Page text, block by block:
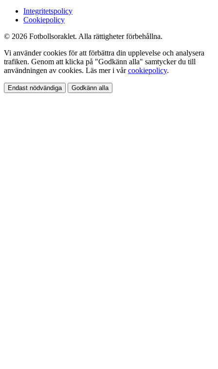
Integritetspolicy
Cookiepolicy
© 2026 Fotbollsoraklet. Alla rättigheter förbehållna.
Vi använder cookies för att förbättra din upplevelse och analysera
trafiken. Genom att klicka på "Godkänn alla" samtycker du till
användningen av cookies. Läs mer i vårcookiepolicy.
Endast nödvändiga Godkänn alla